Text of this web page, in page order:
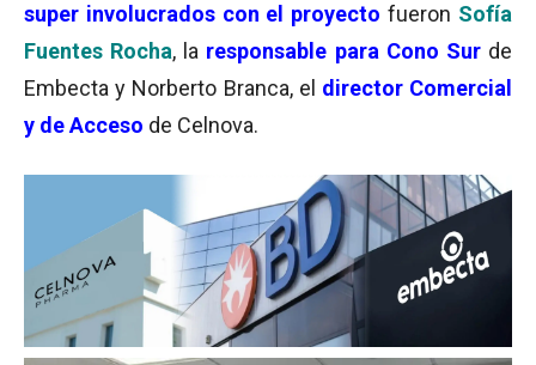
super involucrados con el proyecto fueron Sofía
Fuentes Rocha, la responsable para Cono Sur de
Embecta y Norberto Branca, el director Comercial
y de Acceso de Celnova.